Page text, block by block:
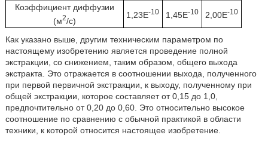
Коэффициент диффузии
(м2/с)
1,23E-10 1,45E-10 2,00E-10
Как указано выше, другим техническим параметром по
настоящему изобретению является проведение полной
экстракции, со снижением, таким образом, общего выхода
экстракта. Это отражается в соотношении выхода, полученного
при первой первичной экстракции, к выходу, полученному при
общей экстракции, которое составляет от 0,15 до 1,0,
предпочтительно от 0,20 до 0,60. Это относительно высокое
соотношение по сравнению с обычной практикой в области
техники, к которой относится настоящее изобретение.